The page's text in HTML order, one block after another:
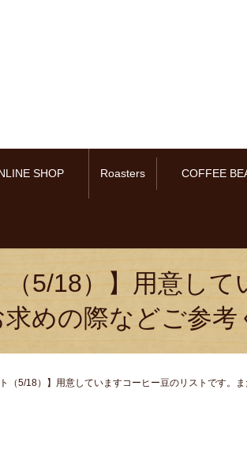
SHOP Roasters COFFEE
5/18）】用意し
求めの際などご参考
（5/18）】用意していますコーヒー豆のリストです。